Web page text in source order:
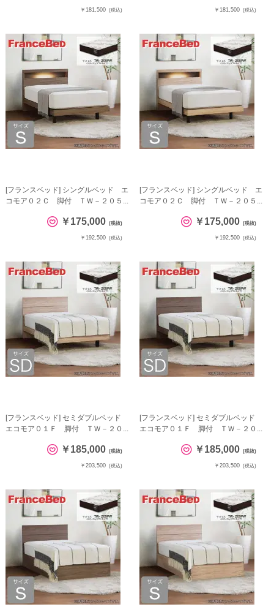
￥181,500 (税込) ￥181,500 (税込)
[フランスベッド] シングルベッド エ
コモア０２Ｃ 脚付 ＴＷ－２０５...
￥175,000 (税抜)
￥192,500 (税込)
[フランスベッド] シングルベッド エ
コモア０２Ｃ 脚付 ＴＷ－２０５...
￥175,000 (税抜)
￥192,500 (税込)
[フランスベッド] セミダブルベッド
エコモア０１Ｆ 脚付 ＴＷ－２０...
￥185,000 (税抜)
￥203,500 (税込)
[フランスベッド] セミダブルベッド
エコモア０１Ｆ 脚付 ＴＷ－２０...
￥185,000 (税抜)
￥203,500 (税込)